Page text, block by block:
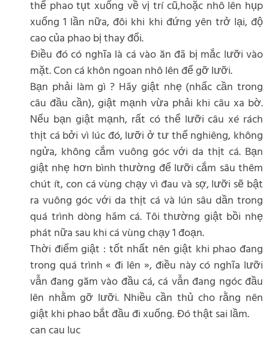
thể phao tụt xuống về vị trí cũ,hoặc nhô lên hụp
xuống 1 lần nữa, đôi khi khi đứng yên trở lại, độ
cao của phao bị thay đổi.
Điều đó có nghĩa là cá vào ăn đã bị mắc lưỡi vào
mặt. Con cá khôn ngoan nhô lên để gỡ lưỡi.
Bạn phải làm gì ? Hãy giật nhẹ (nhấc cần trong
câu đầu cần), giật mạnh vừa phải khi câu xa bờ.
Nếu bạn giật mạnh, rất có thể lưỡi câu xé rách
thịt cá bởi vì lúc đó, lưỡi ở tư thế nghiêng, không
ngửa, không cắm vuông góc với da thịt cá. Bạn
giật nhẹ hơn bình thường để lưỡi cắm sâu thêm
chút ít, con cá vùng chạy vì đau và sợ, lưỡi sẽ bật
ra vuông góc với da thịt cá và lún sâu dần trong
quá trình dòng hãm cá. Tôi thường giật bồi nhẹ
phát nữa sau khi cá vùng chạy 1 đoạn.
Thời điểm giật : tốt nhất nên giật khi phao đang
trong quá trình « đi lên », điều này có nghĩa lưỡi
vẫn đang găm vào đầu cá, cá vẫn đang ngóc đầu
lên nhằm gỡ lưỡi. Nhiều cần thủ cho rằng nên
giật khi phao bắt đầu đi xuống. Đó thật sai lầm.
can cau luc